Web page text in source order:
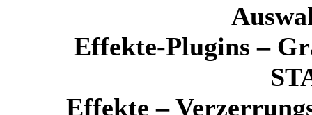
Effekte-Plugins –
Effekte –